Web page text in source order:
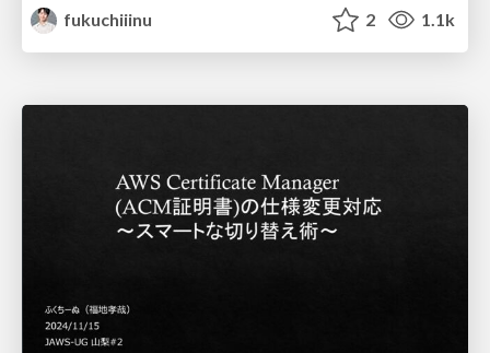
fukuchiiinu
2 1.1k